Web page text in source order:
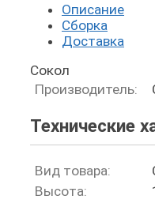
Описание
Сборка
Доставка
Сокол
Производитель:
Технические
Вид товара:
Высота: